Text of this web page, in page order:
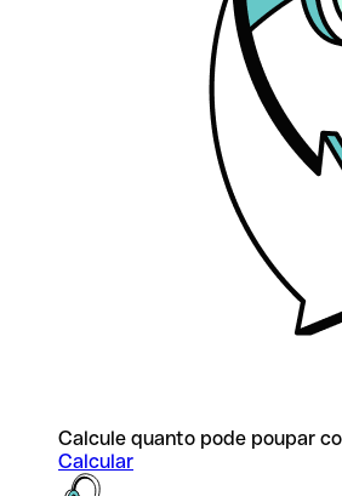
Calcule quanto pode poupar
Calcular